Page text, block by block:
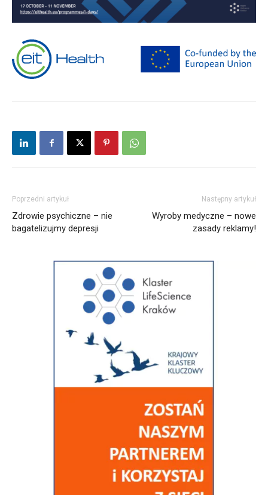
Poprzedni artykuł
Zdrowie psychiczne – nie
bagatelizujmy depresji
Następny artykuł
Wyroby medyczne – nowe
zasady reklamy!